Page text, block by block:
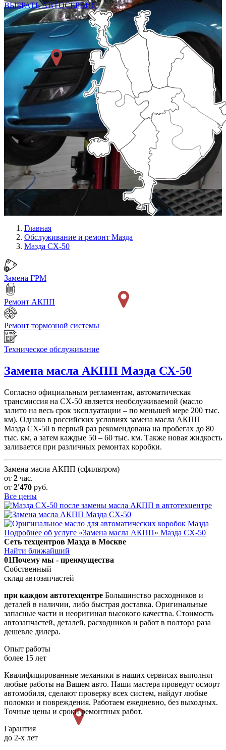
ВЫБРАТЬ АВТОСЕРВИС
Главная
Обслуживание и ремонт Мазда
Мазда СХ-50
Замена ГРМ
Ремонт АКПП
Ремонт тормозной системы
Техническое обслуживание
Замена масла АКПП Мазда СХ-50
Согласно официальным регламентам, автоматическая
трансмиссия на СХ-50 является необслуживаемой (масло
залито на весь срок эксплуатации – по меньшей мере 200 тыс.
км). Однако в российских условиях замена масла АКПП
Мазда СХ-50 в первый раз рекомендована на пробегах до 80
тыс. км, а затем каждые 50 – 60 тыс. км. Также новая жидкость
заливается при различных ремонтах коробки.
Замена масла АКПП (сфильтром)
от 2 час.
от 2'470 руб.
Все цены
Подробнее об услуге «Замена масла АКПП» Мазда СХ-50
Сеть техцентров Мазда в Москве
Найти ближайший
01Почему мы - преимущества
Собственный
склад автозапчастей
при каждом автотехцентре Большинство расходников и
деталей в наличии, либо быстрая доставка. Оригинальные
запасные части и неоригинал высокого качества. Стоимость
автозапчастей, деталей, расходников и работ в полтора раза
дешевле дилера.
Опыт работы
более 15 лет
Квалифицированные механики в наших сервисах выполнят
любые работы на Вашем авто. Наши мастера проведут осморт
автомобиля, сделают проверку всех систем, найдут любые
поломки и повреждения. Работаем ежедневно, без выходных.
Точные цены и сроки ремонтных работ.
Гарантия
до 2-х лет